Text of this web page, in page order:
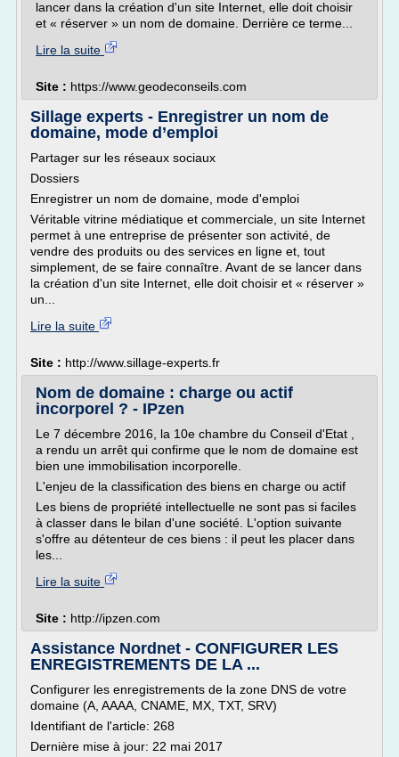
lancer dans la création d'un site Internet, elle doit choisir
et « réserver » un nom de domaine. Derrière ce terme...
Lire la suite
Site : https://www.geodeconseils.com
Sillage experts - Enregistrer un nom de
domaine, mode d’emploi
Partager sur les réseaux sociaux
Dossiers
Enregistrer un nom de domaine, mode d'emploi
Véritable vitrine médiatique et commerciale, un site Internet
permet à une entreprise de présenter son activité, de
vendre des produits ou des services en ligne et, tout
simplement, de se faire connaître. Avant de se lancer dans
la création d'un site Internet, elle doit choisir et « réserver »
un...
Lire la suite
Site : http://www.sillage-experts.fr
Nom de domaine : charge ou actif
incorporel ? - IPzen
Le 7 décembre 2016, la 10e chambre du Conseil d'Etat ,
a rendu un arrêt qui confirme que le nom de domaine est
bien une immobilisation incorporelle.
L'enjeu de la classification des biens en charge ou actif
Les biens de propriété intellectuelle ne sont pas si faciles
à classer dans le bilan d'une société. L'option suivante
s'offre au détenteur de ces biens : il peut les placer dans
les...
Lire la suite
Site : http://ipzen.com
Assistance Nordnet - CONFIGURER LES
ENREGISTREMENTS DE LA ...
Configurer les enregistrements de la zone DNS de votre
domaine (A, AAAA, CNAME, MX, TXT, SRV)
Identifiant de l'article: 268
Dernière mise à jour: 22 mai 2017